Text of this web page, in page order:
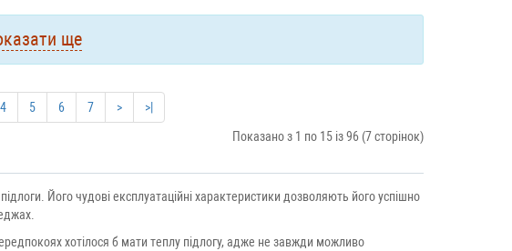
ще
4 5 6 7 >
>|
Показано з 1 по 15 із 96 (7 сторінок)
Його чудові експлуатаційні характеристики дозволяють його успішно
хотілося б мати теплу підлогу, адже не завжди можливо